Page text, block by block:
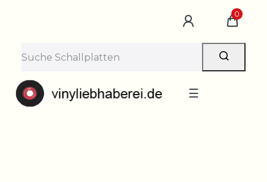
Lieferpause vom 10. bis 29.
Bestellungen nehmen wir gerne entgegen —
der Versand startet wieder ab Montag, 31.
0
☰